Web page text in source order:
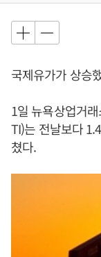
국제유가가 상승
1일 뉴욕상업거
TI)는 전날보다
쳤다.